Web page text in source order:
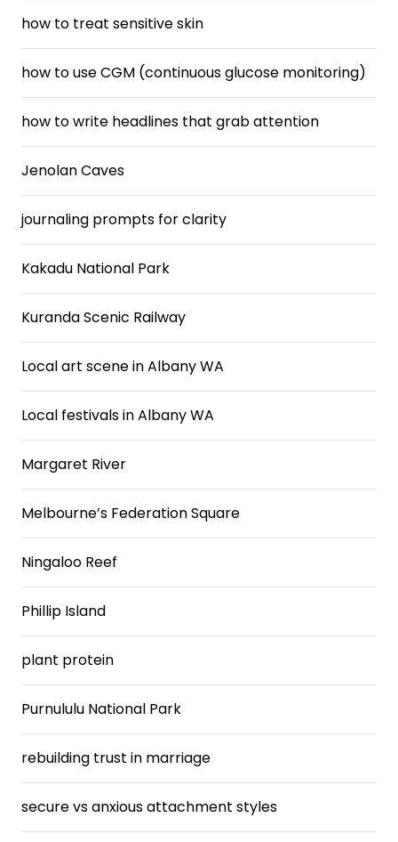
how to treat sensitive skin
how to use CGM (continuous glucose monitoring)
how to write headlines that grab attention
Jenolan Caves
journaling prompts for clarity
Kakadu National Park
Kuranda Scenic Railway
Local art scene in Albany WA
Local festivals in Albany WA
Margaret River
Melbourne’s Federation Square
Ningaloo Reef
Phillip Island
plant protein
Purnululu National Park
rebuilding trust in marriage
secure vs anxious attachment styles